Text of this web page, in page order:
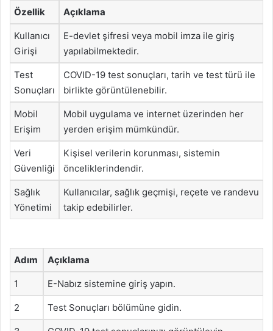
Özellik Açıklama
Kullanıcı
Girişi
E-devlet şifresi veya mobil imza ile giriş
yapılabilmektedir.
Test
Sonuçları
COVID-19 test sonuçları, tarih ve test türü ile
birlikte görüntülenebilir.
Mobil
Erişim
Mobil uygulama ve internet üzerinden her
yerden erişim mümkündür.
Veri
Güvenliği
Kişisel verilerin korunması, sistemin
önceliklerindendir.
Sağlık
Yönetimi
Kullanıcılar, sağlık geçmişi, reçete ve randevu
takip edebilirler.
Adım Açıklama
1 E-Nabız sistemine giriş yapın.
2 Test Sonuçları bölümüne gidin.